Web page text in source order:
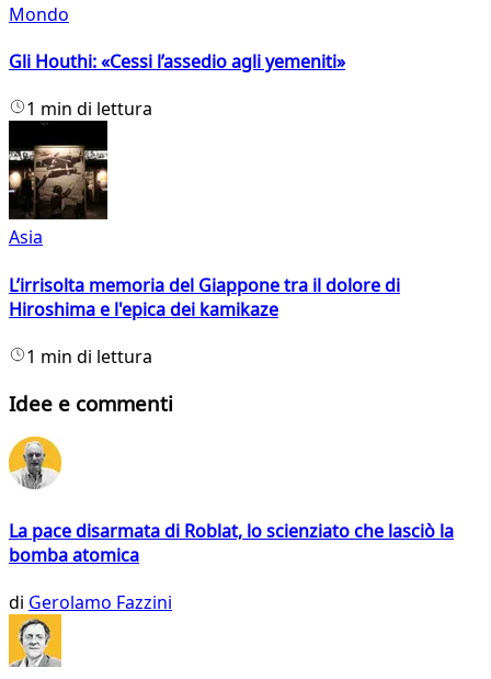
Mondo
Gli Houthi: «Cessi l’assedio agli yemeniti»
1 min di lettura
Asia
L’irrisolta memoria del Giappone tra il dolore di
Hiroshima e l'epica dei kamikaze
1 min di lettura
Idee e commenti
La pace disarmata di Roblat, lo scienziato che lasciò la
bomba atomica
di Gerolamo Fazzini